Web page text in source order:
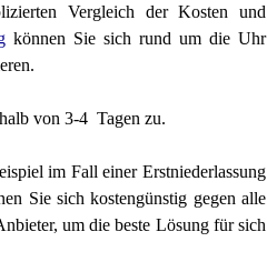
Vergleich der Kosten und
können Sie sich rund um die Uhr
von 3-4 Tagen zu.
im Fall einer Erstniederlassung
Sie sich kostengünstig gegen alle
um die beste Lösung für sich